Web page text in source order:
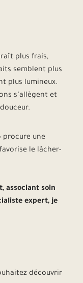
plus frais,
semblent plus
plus lumineux.
s’allègent et
procure une
le lâcher-
associant soin
expert, je
découvrir